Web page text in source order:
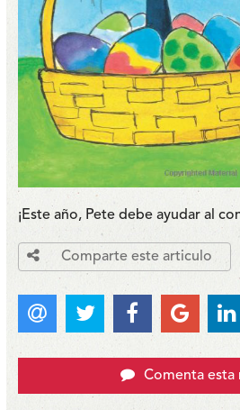
¡Este año, Pete debe ayudar al
Comparte este articulo
Comenta esta